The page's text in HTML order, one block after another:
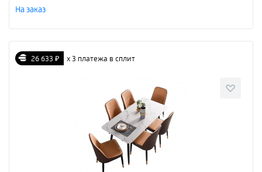
На заказ
26 633 ₽ х 3 платежа в сплит